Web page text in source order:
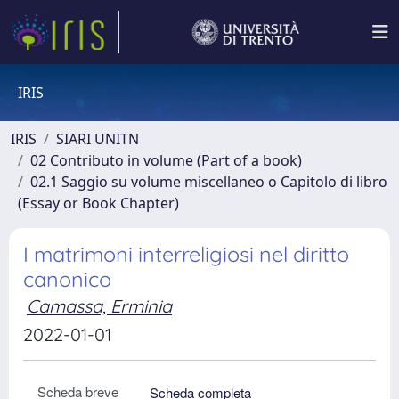
IRIS
IRIS
SIARI UNITN
02 Contributo in volume (Part of a book)
02.1 Saggio su volume miscellaneo o Capitolo di libro
(Essay or Book Chapter)
I matrimoni interreligiosi nel diritto
canonico
Camassa, Erminia
2022-01-01
Scheda breve Scheda completa